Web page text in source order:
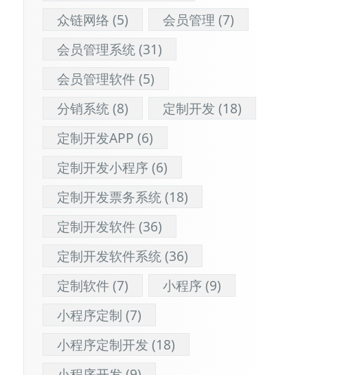
众链网络 (5) 会员管理 (7)
会员管理系统(31)
会员管理软件(5)
分销系统(8) 定制开发 (18)
定制开发APP (6)
定制开发小程序(6)
定制开发票务系统(18)
定制开发软件(36)
定制开发软件系统(36)
定制软件(7) 小程序(9)
小程序定制 (7)
小程序定制开发 (18)